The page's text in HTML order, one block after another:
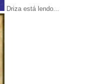
Driza está lendo...